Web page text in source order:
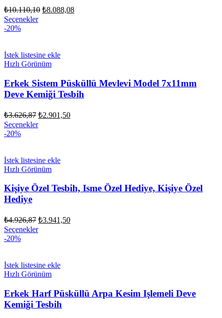
₺10.110,10 Orijinal
₺8.088,08
Seçenekler
-20%
İstek listesine ekle
Hızlı Görünüm
Erkek Sistem Püsküllü Mevlevi Model 7x11mm
Deve Kemiği Tesbih
₺3.626,87 Orijinal
fiyat:
₺2.901,50Şu
Seçenekler
-20%
İstek listesine ekle
Hızlı Görünüm
Kişiye Özel Tesbih, Isme Özel Hediye, Kişiye Özel
Hediye
₺4.926,87 Orijinal
fiyat:
₺3.941,50Şu
Seçenekler
-20%
İstek listesine ekle
Hızlı Görünüm
Erkek Harf Püsküllü Arpa Kesim Işlemeli Deve
Kemiği Tesbih